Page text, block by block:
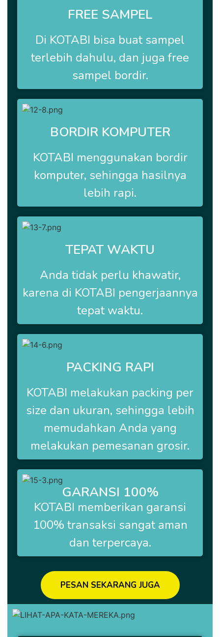
FREE SAMPEL
Di KOTABI bisa buat sampel
terlebih dahulu, dan juga free
sampel bordir.
BORDIR KOMPUTER
KOTABI menggunakan bordir
komputer, sehingga hasilnya
lebih rapi.
TEPAT WAKTU
Anda tidak perlu khawatir,
karena di KOTABI pengerjaannya
tepat waktu.
PACKING RAPI
KOTABI melakukan packing per
size dan ukuran, sehingga lebih
memudahkan Anda yang
melakukan pemesanan grosir.
GARANSI 100%
KOTABI memberikan garansi
100% transaksi sangat aman
dan terpercaya.
PESAN SEKARANG JUGA